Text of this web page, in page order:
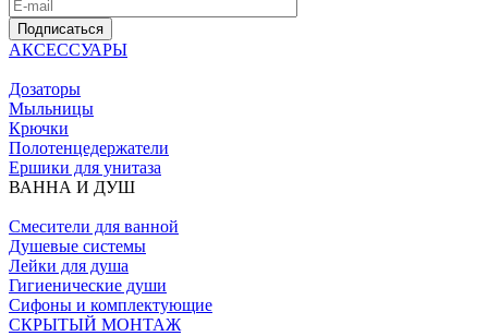
Подписаться
АКСЕССУАРЫ
Дозаторы
Мыльницы
Крючки
Полотенцедержатели
Ершики для унитаза
ВАННА И ДУШ
Смесители для ванной
Душевые системы
Лейки для душа
Гигиенические души
Сифоны и комплектующие
СКРЫТЫЙ МОНТАЖ